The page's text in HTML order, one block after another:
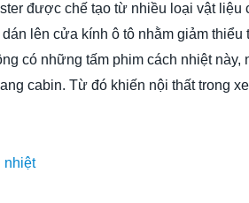
được chế tạo từ nhiều loại vật liệu
lên cửa kính ô tô nhằm giảm thiểu
có những tấm phim cách nhiệt này,
cabin. Từ đó khiến nội thất trong
nhiệt